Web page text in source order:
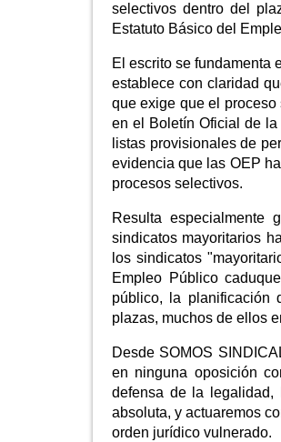
selectivos dentro del
Estatuto Básico del
El escrito se fundamenta
establece con claridad
que exige que el
en el Boletín Oficial de
listas provisionales de
evidencia que las OEP
procesos selectivos.
Resulta
sindicatos mayoritarios
los sindicatos
Empleo Público
público, la planificación
plazas, muchos de ellos
Desde SOMOS
en ninguna oposición
defensa de la legalidad,
absoluta, y actuaremos
orden jurídico vulnerado.